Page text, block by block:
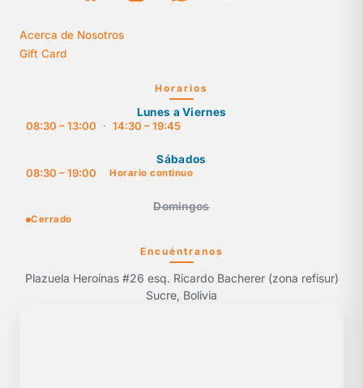
Acerca de Nosotros
Gift Card
Horarios
Lunes a Viernes
08:30 – 13:00
· 14:30 – 19:45
Sábados
08:30 – 19:00
Horario continuo
Domingos
Cerrado
Encuéntranos
Plazuela Heroínas #26 esq. Ricardo Bacherer (zona refisur)
Sucre, Bolivia